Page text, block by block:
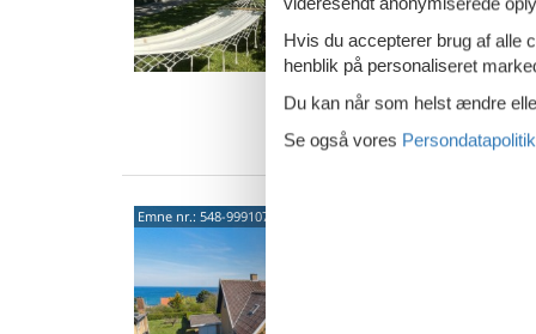
dage
14
6
Emne nr.: 548-999107567
Hvis du accepterer brug af alle
henblik på personaliseret
Du kan når som helst ændre
Se også vores Persondatapolitik